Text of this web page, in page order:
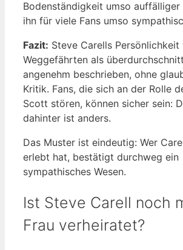
Bodenständigkeit umso auffälliger
ihn für viele Fans umso
Fazit: Steve Carells
Weggefährten als
angenehm beschrieben, ohne
Kritik. Fans, die sich an der Rolle
Scott stören, können sicher sein:
dahinter ist anders.
Das Muster ist eindeutig: Wer
erlebt hat, bestätigt durchweg ein
sympathisches Wesen.
Ist Steve Carell noch
Frau verheiratet?